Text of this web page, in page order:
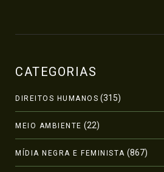
CATEGORIAS
DIREITOS HUMANOS (315)
MEIO AMBIENTE (22)
MÍDIA NEGRA E FEMINISTA (867)